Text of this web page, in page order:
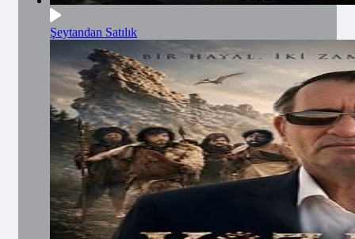
Şeytandan Satılık